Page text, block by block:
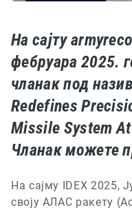
На сајту
фебруара 2025.
чланак под
Redefines
Missile System At
Чланак можете
На сајму IDEX 2025,
своју АЛАС ракету